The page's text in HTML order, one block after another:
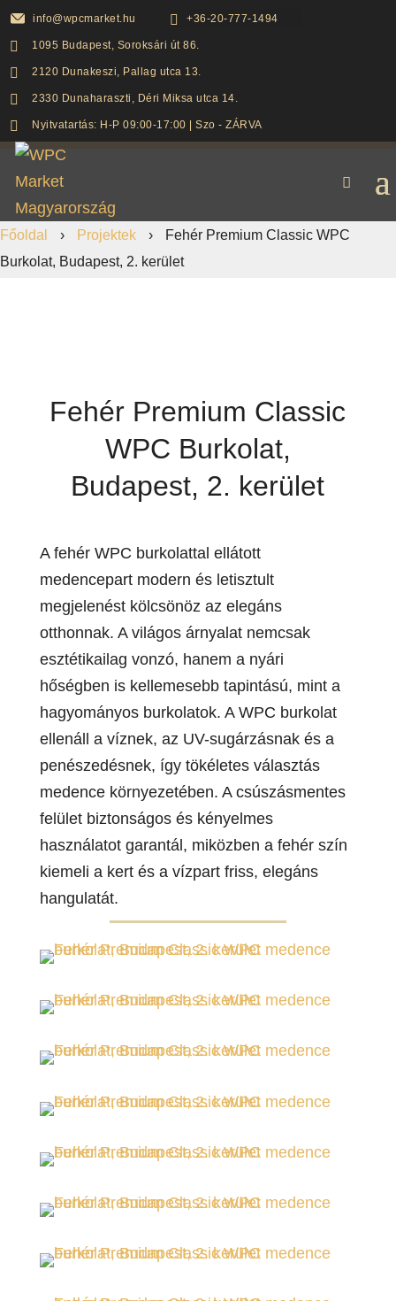
info@wpcmarket.hu  +36-20-777-1494
 1095 Budapest, Soroksári út 86.
 2120 Dunakeszi, Pallag utca 13.
 2330 Dunaharaszti, Déri Miksa utca 14.
 Nyitvatartás: H-P 09:00-17:00 | Szo - ZÁRVA
Főoldal › Projektek ›
Fehér Premium Classic WPC
Burkolat, Budapest, 2. kerület
Fehér Premium Classic
WPC Burkolat,
Budapest, 2. kerület
A fehér WPC burkolattal ellátott
medencepart modern és letisztult
megjelenést kölcsönöz az elegáns
otthonnak. A világos árnyalat nemcsak
esztétikailag vonzó, hanem a nyári
hőségben is kellemesebb tapintású, mint a
hagyományos burkolatok. A WPC burkolat
ellenáll a víznek, az UV-sugárzásnak és a
penészedésnek, így tökéletes választás
medence környezetében. A csúszásmentes
felület biztonságos és kényelmes
használatot garantál, miközben a fehér szín
kiemeli a kert és a vízpart friss, elegáns
hangulatát.